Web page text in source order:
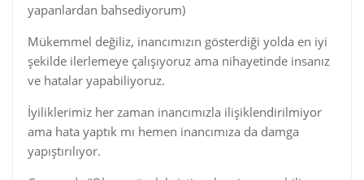
yapanlardan bahsediyorum)
Mükemmel değiliz, inancımızın gösterdiği yolda en iyi
şekilde ilerlemeye çalışıyoruz ama nihayetinde insanız
ve hatalar yapabiliyoruz.
İyiliklerimiz her zaman inancımızla ilişiklendirilmiyor
ama hata yaptık mı hemen inancımıza da damga
yapıştırılıyor.